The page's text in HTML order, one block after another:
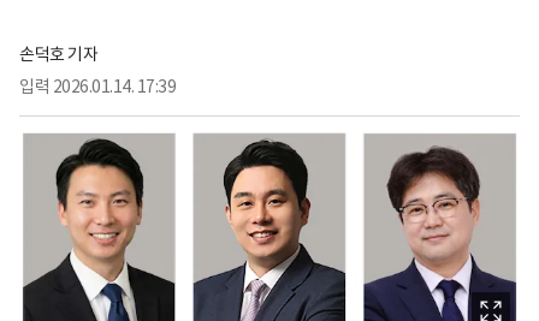
손덕호 기자
입력 2026.01.14. 17:39